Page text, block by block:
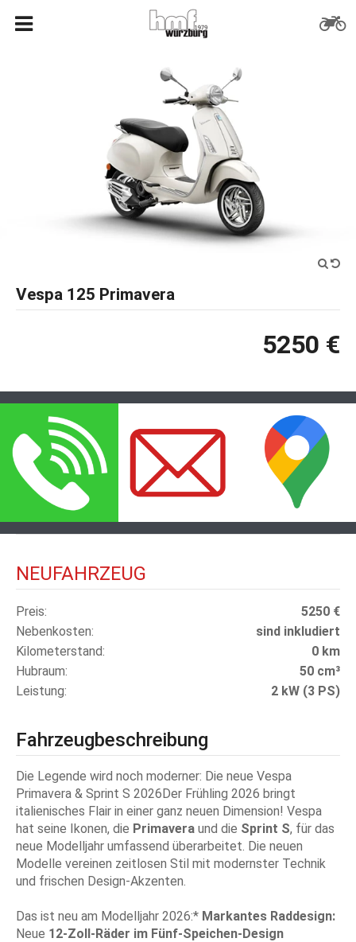
Vespa 125 Primavera
5250 €
NEUFAHRZEUG
Preis
5250 €
Nebenkosten
sind inkludiert
Kilometerstand
0 km
Hubraum
50 cm³
Leistung
2 kW (3 PS)
Fahrzeugbeschreibung
Die Legende wird noch moderner: Die neue Vespa
Primavera & Sprint S 2026Der Frühling 2026 bringt
italienisches Flair in einer ganz neuen Dimension! Vespa
hat seine Ikonen, die Primavera und die Sprint S, für das
neue Modelljahr umfassend überarbeitet. Die neuen
Modelle vereinen zeitlosen Stil mit modernster Technik
und frischen Design-Akzenten.
Das ist neu am Modelljahr 2026:* Markantes Raddesign:
Neue 12-Zoll-Räder im Fünf-Speichen-Design